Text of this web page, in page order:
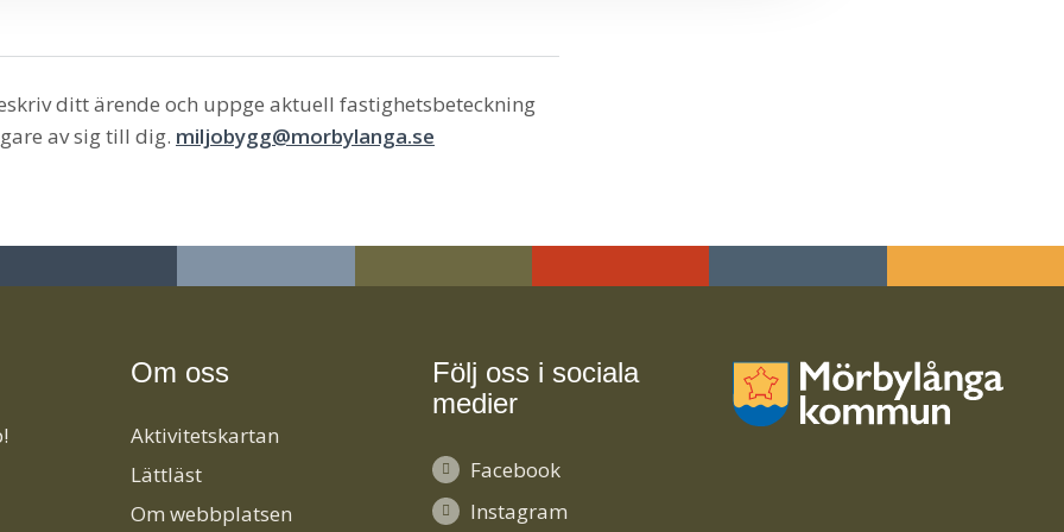
ditt ärende och uppge aktuell fastighetsbeteckning
av sig till dig. miljobygg@morbylanga.se
Om oss
Aktivitetskartan
Lättläst
Om webbplatsen
Följ oss i sociala
medier
Facebook
Instagram